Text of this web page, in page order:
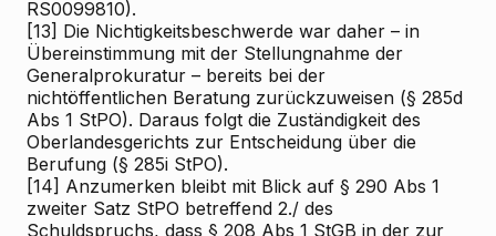
RS0099810).
[13] Die Nichtigkeitsbeschwerde war daher – in
Übereinstimmung mit der Stellungnahme der
Generalprokuratur – bereits bei der
nichtöffentlichen Beratung zurückzuweisen (§ 285d
Abs 1 StPO). Daraus folgt die Zuständigkeit des
Oberlandesgerichts zur Entscheidung über die
Berufung (§ 285i StPO).
[14] Anzumerken bleibt mit Blick auf § 290 Abs 1
zweiter Satz StPO betreffend 2./ des
Schuldspruchs, dass § 208 Abs 1 StGB in der zur